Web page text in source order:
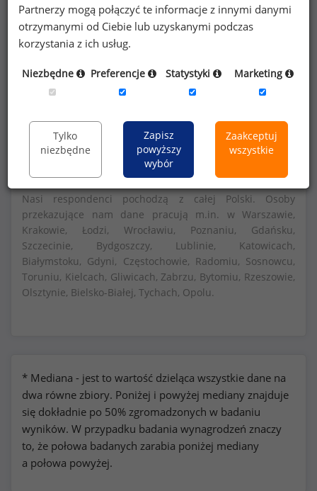
Szczegółowe dane o wynagrodzeniach na 840
portalu wynagrodzenia.pl
Dowiedz się więcej
Nasi respondenci pochodzą z całej Polski. Osoby
przekazujące nam dane pracują m.in. w Warszawie,
Krakowie, Łodzi, Wrocławiu, Poznaniu, Gdańsku,
Szczecinie, Bydgoszczy, Lublinie, Katowicach,
Białymstoku, Gdyni, Częstochowie, Radomiu, Sosnowcu,
Toruniu, Kielcach, Gliwicach, Zabrzu, Bytomiu, Rzeszowie,
Olsztynie, Bielsko-Białej, Tychach, Opolu.
* Mediana - jest to wartość dzieląca wszystkie dane na
dwa równe zbiory. Poniżej i powyżej mediany znajduje
się dokładnie po 50% zgromadzonych w badaniu
wyników. W przypadku badania wynagrodzeń znaczy
to, że połowa badanych zarabia poniżej mediany
a połowa powyżej.
Partnerzy mogą połączyć te informacje z innymi danymi
otrzymanymi od Ciebie lub uzyskanymi podczas
korzystania z ich usług.
Niezbędne Preferencje Statystyki Marketing
Tylko
niezbędne
Zapisz
powyższy
wybór
Zaakceptuj
wszystkie